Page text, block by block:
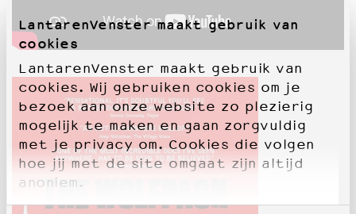
LantarenVenster maakt gebruik van
cookies
LantarenVenster maakt gebruik van
cookies. Wij gebruiken cookies om je
bezoek aan onze website zo plezierig
mogelijk te maken en gaan zorgvuldig
met je privacy om. Cookies die volgen
hoe jij met de site omgaat zijn altijd
anoniem.